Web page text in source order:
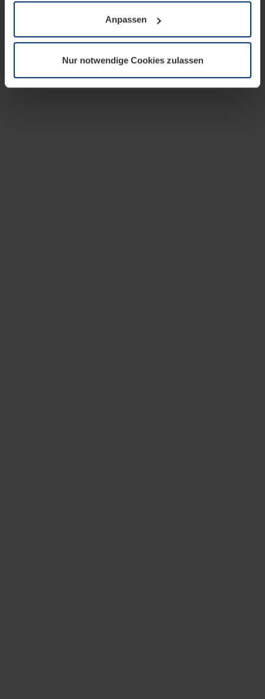
wenn diese für den Betrieb dieser Seite unbedingt
notwendig sind. Für alle anderen Cookie-Typen benötigen
wir Ihre Erlaubnis. Ihre Einwilligung können Sie jederzeit
Datenschutzerklärungunserer Website ändern oder
widerrufen.
Anpassen
Nur notwendige Cookies zulassen